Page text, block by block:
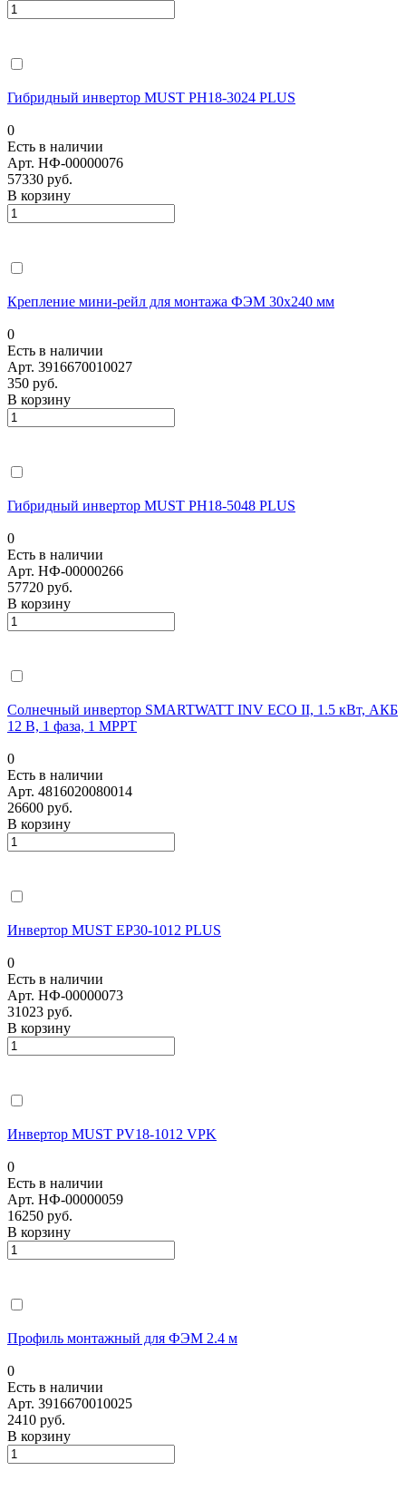
Гибридный инвертор MUST PH18-3024 PLUS
0
Есть в наличии
Арт. НФ-00000076
57330 руб.
В корзину
Крепление мини-рейл для монтажа ФЭМ 30х240 мм
0
Есть в наличии
Арт. 3916670010027
350 руб.
В корзину
Гибридный инвертор MUST PH18-5048 PLUS
0
Есть в наличии
Арт. НФ-00000266
57720 руб.
В корзину
Солнечный инвертор SMARTWATT INV ECO II, 1.5 кВт, АКБ
12 В, 1 фаза, 1 MPPT
0
Есть в наличии
Арт. 4816020080014
26600 руб.
В корзину
Инвертор MUST EP30-1012 PLUS
0
Есть в наличии
Арт. НФ-00000073
31023 руб.
В корзину
Инвертор MUST PV18-1012 VPK
0
Есть в наличии
Арт. НФ-00000059
16250 руб.
В корзину
Профиль монтажный для ФЭМ 2.4 м
0
Есть в наличии
Арт. 3916670010025
2410 руб.
В корзину